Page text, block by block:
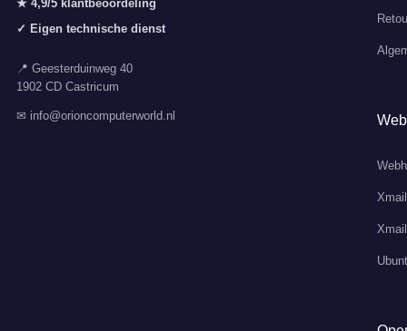
★ 4,9/5 klantbeoordeling
✓ Eigen technische dienst
📍 Geesterduinweg 40
1902 CD Castricum
✉ info@orioncomputerworld.nl